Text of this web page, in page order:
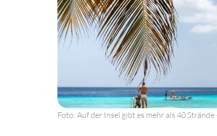
Foto: Auf der Insel gibt es mehr als 40